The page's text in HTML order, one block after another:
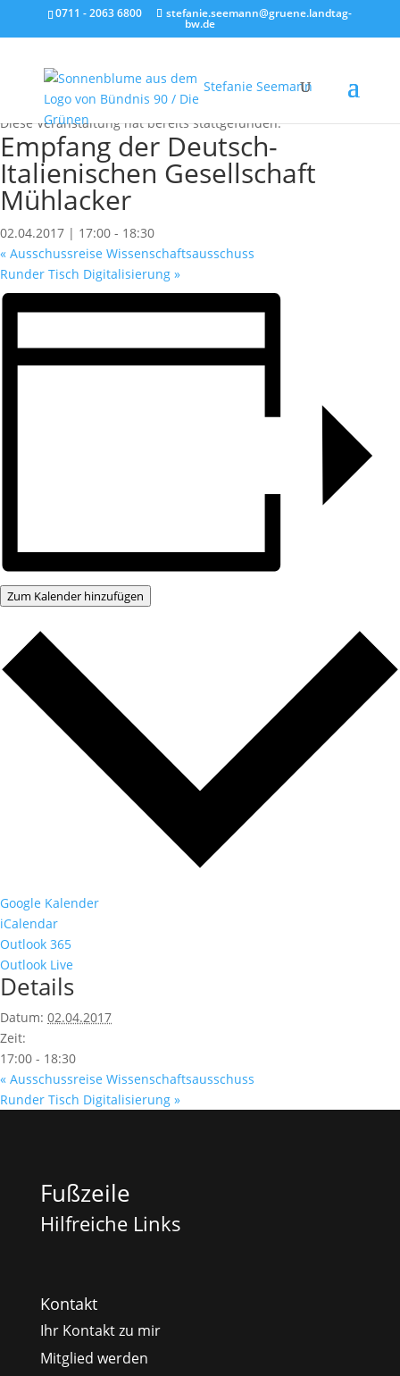
0711 - 2063 6800 stefanie.seemann@gruene.landtag-
bw.de
Stefanie Seemann
« Alle Veranstaltungen
Diese Veranstaltung hat bereits stattgefunden.
Empfang der Deutsch-
Italienischen Gesellschaft
Mühlacker
02.04.2017 | 17:00 - 18:30
« Ausschussreise Wissenschaftsausschuss
Runder Tisch Digitalisierung »
Zum Kalender hinzufügen
Google Kalender
iCalendar
Outlook 365
Outlook Live
Details
Datum: 02.04.2017
Zeit:
17:00 - 18:30
« Ausschussreise Wissenschaftsausschuss
Runder Tisch Digitalisierung »
Fußzeile
Hilfreiche Links
Kontakt
Ihr Kontakt zu mir
Mitglied werden